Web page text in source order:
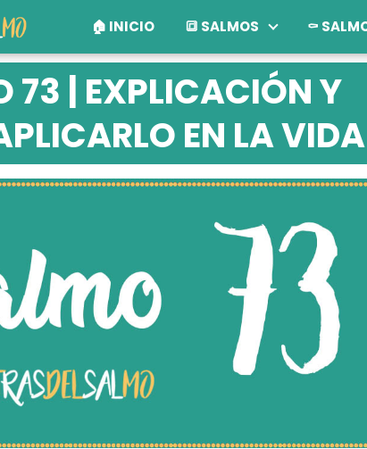
🏠 INICIO 🔳 SALMOS ⚰️
73 | EXPLICACIÓN Y
EN LA VIDA